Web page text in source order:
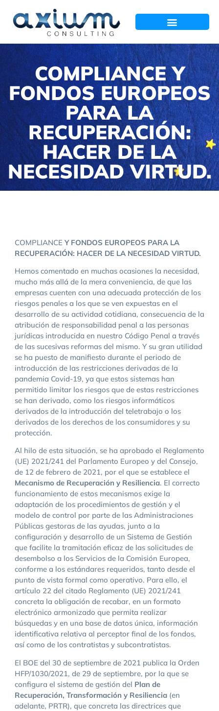
COMPLIANCE Y
FONDOS EUROPEOS
PARA LA
RECUPERACIÓN:
HACER DE LA
NECESIDAD VIRTUD.
COMPLIANCE Y FONDOS EUROPEOS PARA LA
RECUPERACIÓN: HACER DE LA NECESIDAD VIRTUD.
Hemos comentado en muchas ocasiones la necesidad,
mucho más allá de la mera conveniencia, de que las
empresas cuenten con una adecuada protección de los
riesgos penales a los que se ven expuestas en el
desarrollo de su actividad cotidiana, consecuencia de la
atribución de responsabilidad penal a las personas
jurídicas introducida en nuestro Código Penal a través
de las sucesivas reformas del mismo. Y su gran utilidad
se ha puesto de manifiesto durante el periodo de
introducción de las restricciones derivadas de la
pandemia Covid-19, ya que estos sistemas han
permitido limitar los riesgos que de estas restricciones
se han derivado, como los riesgos informáticos
derivados de la introducción del teletrabajo o los
derivados de los derechos de los consumidores y su
protección.
Al hilo de esta situación, se ha aprobado el Reglamento
(UE) 2021/241 del Parlamento Europeo y del Consejo,
de 12 de febrero de 2021, por el que se establece el
Mecanismo de Recuperación y Resiliencia. El correcto
funcionamiento de estos mecanismos exige la
adaptación de los procedimientos de gestión y el
modelo de control por parte de las Administraciones
Públicas gestoras de las ayudas, junto a la
configuración y desarrollo de un Sistema de Gestión
que facilite la tramitación eficaz de las solicitudes de
desembolso a los Servicios de la Comisión Europea,
conforme a los estándares requeridos, tanto desde el
punto de vista formal como operativo. Para ello, el
artículo 22 del citado Reglamento (UE) 2021/241
concreta la obligación de recabar, en un formato
electrónico armonizado que permita realizar
búsquedas y en una base de datos única, información
identificativa relativa al perceptor final de los fondos,
así como de los contratistas y subcontratistas.
El BOE del 30 de septiembre de 2021 publica la Orden
HFP/1030/2021, de 29 de septiembre, por la que se
configura el sistema de gestión del Plan de
Recuperación, Transformación y Resiliencia (en
adelante, PRTR), que concreta las directrices que